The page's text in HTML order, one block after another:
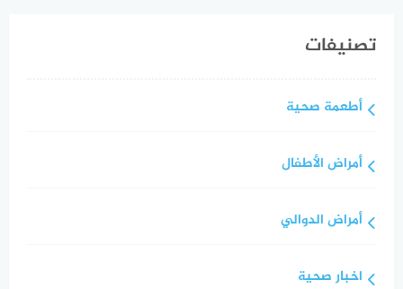
تصنيفات
أطعمة صحية
أمراض الأطفال
أمراض الدوالي
اخبار صحية